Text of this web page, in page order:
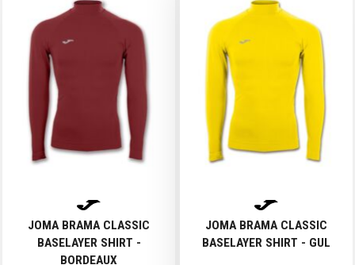
JOMA BRAMA CLASSIC
BASELAYER SHIRT -
BORDEAUX
JOMA BRAMA CLASSIC
BASELAYER SHIRT - GUL